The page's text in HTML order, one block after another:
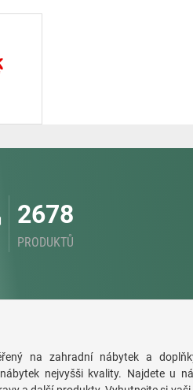
2678
PRODUKTŮ
na zahradní nábytek a
nejvyšši kvality. Najdete u